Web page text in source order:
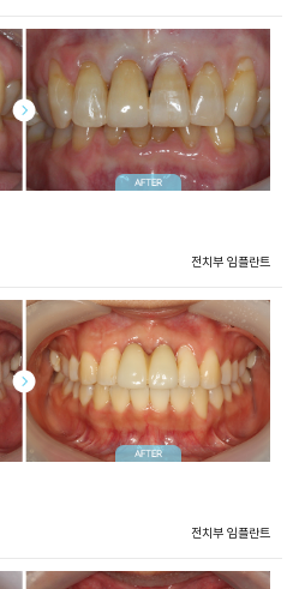
전치부 임플란트
전치부 임플란트